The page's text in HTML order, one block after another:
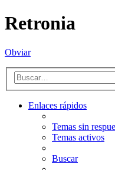
Retronia
Obviar
Enlaces rápidos
Temas sin
Temas activos
Buscar